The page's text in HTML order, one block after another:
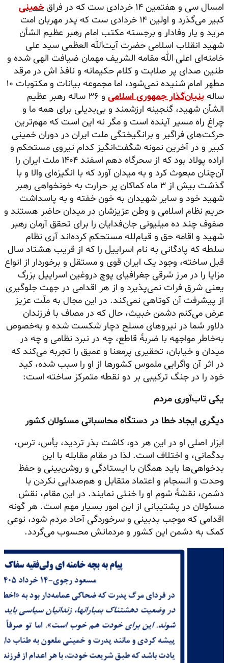
امسال سی و هفتمین ۱۴ خردادی ست که در فراق
خمینی
کبیر می‌گذرد و اولین ۱۴ خردادی ست که پدر مهربان امت
مرید و یار وفادار و برجسته مکتب امام رهبر عظیم الشأن
شهید انقلاب اسلامی حضرت آیت‌الله العظمی سید علی
خامنه‌ای اعلی الله مقامه الشریف مهمان ضیافت الهی شده و
طنین صدای پر صلابت و کلام حکیمانه و نافذ اش در مرقد
مطهر امام شنیده نمی‌شود، اما مجموعه بیانات و مکتوبات ۱۰
ساله بنیان‌گذار جمهوری اسلامی و ۳۶ ساله رهبر عظیم
الشأن شهید، گنجینه ارزشمند و بی‌بدیلی برای همه ما و
چراغ راه مسیر آینده است و مگر نه این است که مهم‌ترین
حرکت‌های فراگیر و برانگیختگی ملت ایران در دوران خمینی
کبیر و در آخرین نمونه شگفت‌انگیز کدام نیروی مستحکم و
اراده پولاد بود که از سحرگاه دهم اسفند ۱۴۰۴ ملت ایران را
آن‌چنان مبعوث کرد و به میدان آورد که با انگیزه‌ای والا و با
گذشت بیش از ۳ ماه کماکان پر حرارت به خونخواهی رهبر
شهید خود و سایر شهیدان به خون خفته و به پاسداشت
حریم نظام اسلامی و وطن عزیزشان در میدان حاضر هستند و
صفوف چند ده میلیونی جان‌فدایان را برای تحقق آرمان رهبر
شهید و اقامه حق و قیام‌لله مستحکم کرده‌اند آری نظام
سلطه که پادگانی به نام اسراییل را که از قریب هشتاد سال
قبل ساخته، وجود یک ایران قوی و مستقل و برخوردار از انواع
مزایا را در مرز شرقی جغرافیای پوچ دروغین اسراییل بزرگ
یعنی شرق فرات نمی‌پذیرد و از هر اقدامی در جهت جلوگیری
از پیشرفت آن کوتاهی نمی‌کند. در این مجال به ملّت عزیز
عرض می‌کنم دشمن خبیث، حال که در مصاف با فرزندان
دلاور شما در نیروهای مسلح دچار شکست شده و به‌خصوص
به‌خاطر مواجهه با ضربه‌ٔ قاطع، چه در نبرد نظامی و چه در
میدان و خیابان، تحقیری پرمعنا و عمیق را تجربه می‌کند که
در اثر آن واگرایی ملموس کشورها از او را سبب شده، کید
خود را در جنگ ترکیبی بر دو نقطه متمرکز ساخته است:
یکی تاب‌آوری مردم
دیگری ایجاد خطا در دستگاه محاسباتی مسئولان کشور
ابزار اصلی او در این هر دو، کاشت بذر تردید، یأس، ترس،
بدگمانی، و اختلاف است. لذا در مقام مقابله با این
بدخواهی‌ها باید همگان با ایستادگی و روشن‌بینی و حفظ
وحدت و انسجام و اعتماد متقابل و هم‌صدایی نکردن با
دشمن، نقشه‌ٔ شوم او را خنثی نمایند. در این مقام، نقش
مسئولان در پشتیبانی از این امور بسیار مهم است. هر گونه
اقدامی که موجب بدبینی و سرخوردگی آحاد مردم شود، نوعی
کمک به دشمن این کشور و مردمانش محسوب می‌گردد.